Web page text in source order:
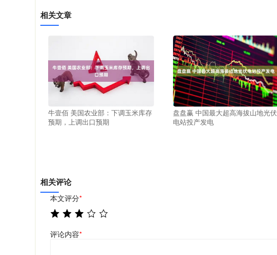
相关文章
牛壹佰 美国农业部：下调玉米库存
预期，上调出口预期
盘盘赢 中国最大超高海拔山地光伏
电站投产发电
相关评论
本文评分*
评论内容*